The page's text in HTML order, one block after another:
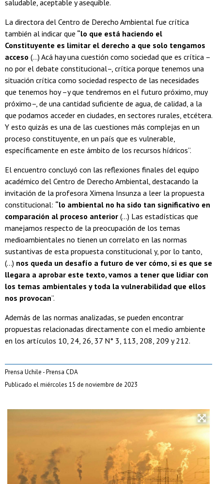
saludable, aceptable y asequible.
La directora del Centro de Derecho Ambiental fue crítica
también al indicar que “lo que está haciendo el
Constituyente es limitar el derecho a que solo tengamos
acceso (…) Acá hay una cuestión como sociedad que es crítica –
no por el debate constitucional–, crítica porque tenemos una
situación crítica como sociedad respecto de las necesidades
que tenemos hoy –y que tendremos en el futuro próximo, muy
próximo–, de una cantidad suficiente de agua, de calidad, a la
que podamos acceder en ciudades, en sectores rurales, etcétera.
Y esto quizás es una de las cuestiones más complejas en un
proceso constituyente, en un país que es vulnerable,
específicamente en este ámbito de los recursos hídricos”.
El encuentro concluyó con las reflexiones finales del equipo
académico del Centro de Derecho Ambiental, destacando la
invitación de la profesora Ximena Insunza a leer la propuesta
constitucional: “lo ambiental no ha sido tan significativo en
comparación al proceso anterior (…) Las estadísticas que
manejamos respecto de la preocupación de los temas
medioambientales no tienen un correlato en las normas
sustantivas de esta propuesta constitucional y, por lo tanto,
(…) nos queda un desafío a futuro de ver cómo, si es que se
llegara a aprobar este texto, vamos a tener que lidiar con
los temas ambientales y toda la vulnerabilidad que ellos
nos provocan”.
Además de las normas analizadas, se pueden encontrar
propuestas relacionadas directamente con el medio ambiente
en los artículos 10, 24, 26, 37 N° 3, 113, 208, 209 y 212.
Prensa Uchile - Prensa CDA
Publicado el miércoles 15 de noviembre de 2023